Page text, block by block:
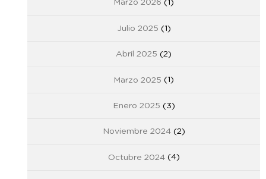
Marzo 2026 (1)
Julio 2025 (1)
Abril 2025 (2)
Marzo 2025 (1)
Enero 2025 (3)
Noviembre 2024(2)
Octubre 2024(4)